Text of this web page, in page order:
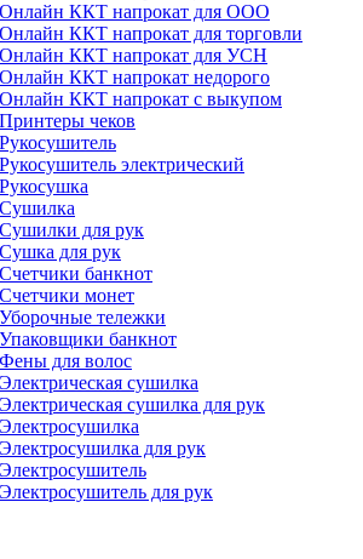
ККТ напрокат для ООО
ККТ напрокат для торговли
ККТ напрокат для УСН
ККТ напрокат недорого
ККТ напрокат с выкупом
чеков
электрический
для рук
для рук
банкнот
монет
тележки
банкнот
для волос
сушилка
сушилка для рук
для рук
для рук